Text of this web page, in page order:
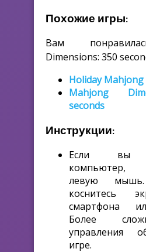
Похожие игры:
Вам
Dimensions: 350
Holiday
Mahjong
seconds
Инструкции:
Если вы
компьютер,
левую
коснитесь
смартфона
Более
управления
игре.